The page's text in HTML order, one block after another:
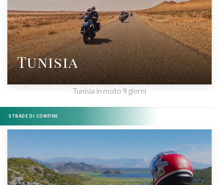
Tunisia
Tunisia in moto 9 giorni
STRADE DI CONFINE